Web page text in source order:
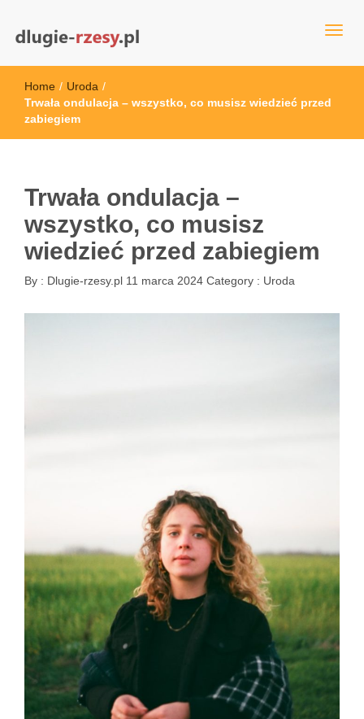
dlugie-rzesy.pl
Home / Uroda /
Trwała ondulacja – wszystko, co musisz wiedzieć przed
zabiegiem
Trwała ondulacja –
wszystko, co musisz
wiedzieć przed zabiegiem
By : Dlugie-rzesy.pl 11 marca 2024 Category : Uroda